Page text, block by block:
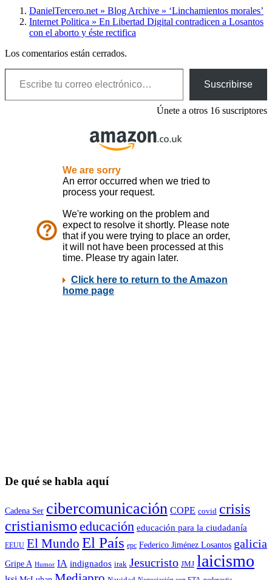
DanielTercero.net » Blog Archive » ‘Linchamientos morales’
Internet Politica » En Libertad Digital contradicen a Losantos
con el aborto y éste rectifica
Los comentarios están cerrados.
Escribe tu correo electrónico…
Suscribirse
Únete a otros 16 suscriptores
De qué se habla aquí
Cadena Ser cibercomunicación COPE covid crisis
cristianismo educación educación para la ciudadaní­a
EEUU El Mundo El País epc Federico Jiménez Losantos galicia
Gripe A Humor IA indignados irak Jesucristo JMJ laicismo